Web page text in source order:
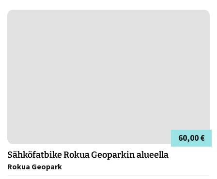
60,00 €
Sähköfatbike Rokua Geoparkin alueella
Rokua Geopark